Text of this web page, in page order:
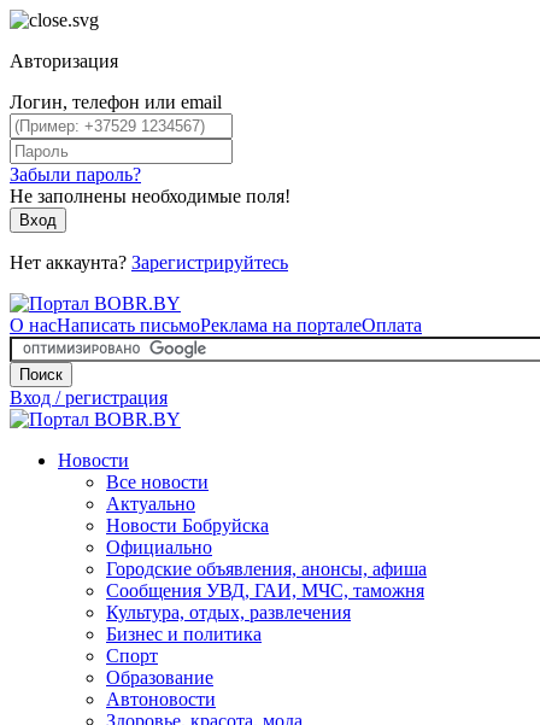
Авторизация
Логин, телефон или email
Забыли пароль?
Не заполнены необходимые поля!
Вход
Нет аккаунта? Зарегистрируйтесь
О насНаписать письмоРеклама на порталеОплата
Поиск
Вход / регистрация
Новости
Все новости
Актуально
Новости Бобруйска
Официально
Городские объявления, анонсы, афиша
Сообщения УВД, ГАИ, МЧС, таможня
Культура, отдых, развлечения
Бизнес и политика
Спорт
Образование
Автоновости
Здоровье, красота, мода